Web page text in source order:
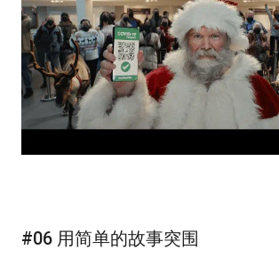
#06 用简单的故事突围